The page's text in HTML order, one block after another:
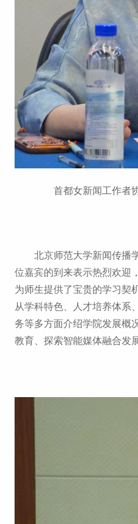
首都女新闻工作者
北京师范大学新闻传播
位嘉宾的到来表示热烈欢迎
为师生提供了宝贵的学习契
从学科特色、人才培养体系
务等多方面介绍学院发展概
教育、探索智能媒体融合发